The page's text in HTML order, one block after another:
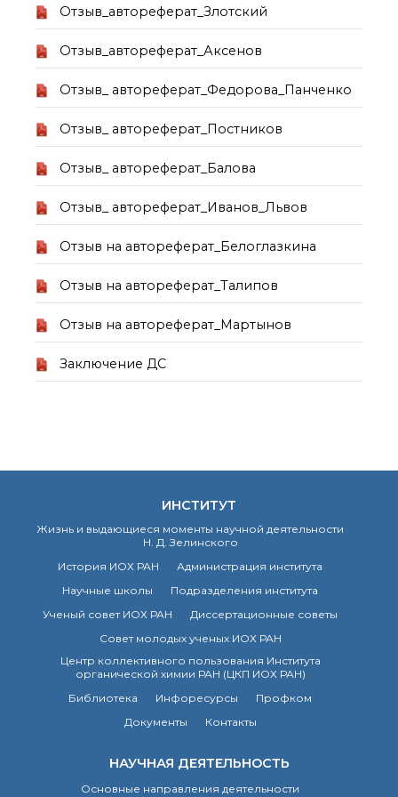
Отзыв_автореферат_Злотский
Отзыв_автореферат_Аксенов
Отзыв_ автореферат_Федорова_Панченко
Отзыв_ автореферат_Постников
Отзыв_ автореферат_Балова
Отзыв_ автореферат_Иванов_Львов
Отзыв на автореферат_Белоглазкина
Отзыв на автореферат_Талипов
Отзыв на автореферат_Мартынов
Заключение ДС
ИНСТИТУТ
Жизнь и выдающиеся моменты научной деятельности
Н. Д. Зелинского
История ИОХ РАН
Администрация института
Научные школы
Подразделения института
Ученый совет ИОХ РАН
Диссертационные советы
Совет молодых ученых ИОХ РАН
Центр коллективного пользования Института
органической химии РАН (ЦКП ИОХ РАН)
Библиотека
Инфоресурсы
Профком
Документы
Контакты
НАУЧНАЯ ДЕЯТЕЛЬНОСТЬ
Основные направления деятельности